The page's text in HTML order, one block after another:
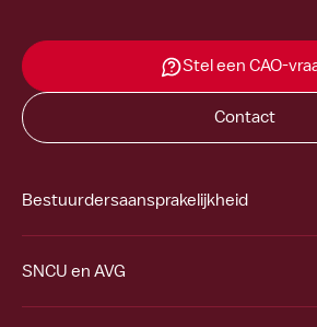
Stel een CAO-
Contact
Bestuurdersaansprakelijkheid
SNCU en AVG